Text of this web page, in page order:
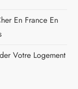
En France En
Votre Logement